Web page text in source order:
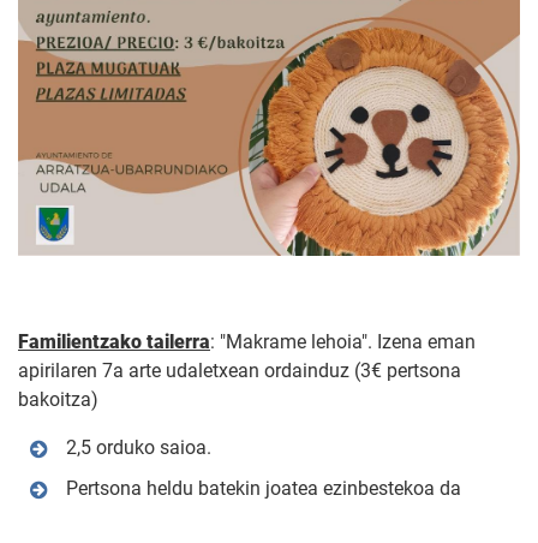
Familientzako tailerra: "Makrame lehoia". Izena eman
apirilaren 7a arte udaletxean ordainduz (3€ pertsona
bakoitza)
2,5 orduko saioa.
Pertsona heldu batekin joatea ezinbestekoa da